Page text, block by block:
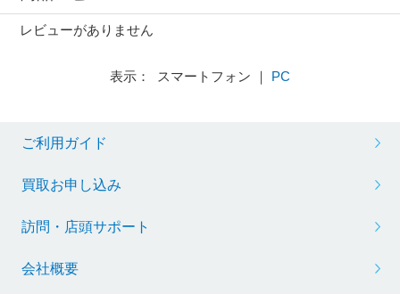
レビューがありません
表示： スマートフォン ｜ PC
ご利用ガイド
買取お申し込み
訪問・店頭サポート
会社概要